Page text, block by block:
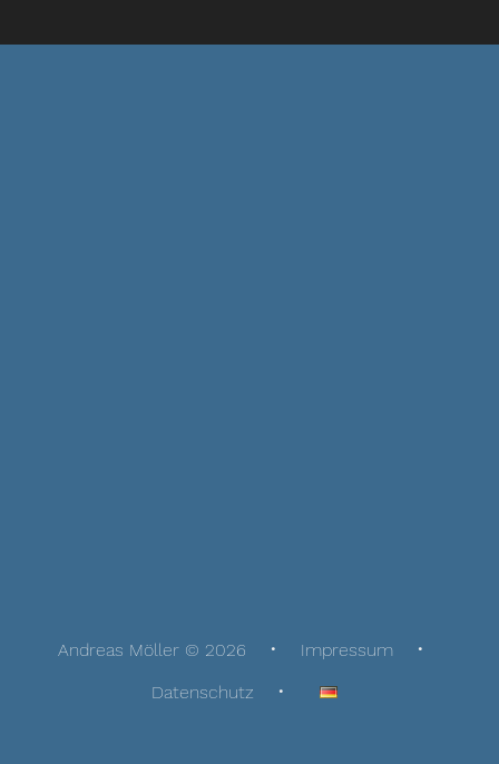
Andreas Möller © 2026
Impressum
Datenschutz